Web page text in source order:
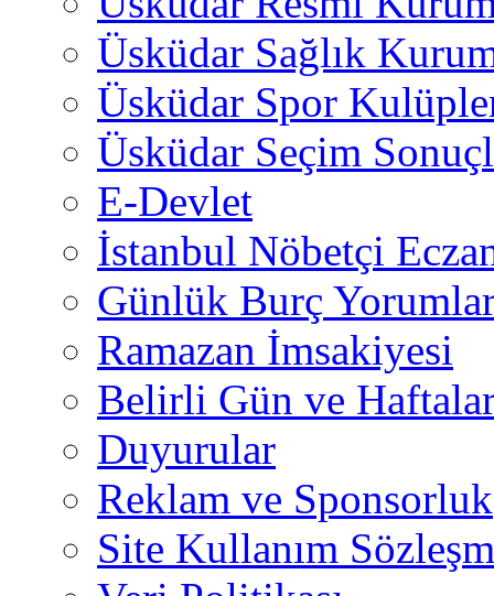
Üsküdar Sağlık
Üsküdar Spor
Üsküdar Seçim
E-Devlet
İstanbul Nöbetçi
Günlük Burç
Ramazan İmsakiyesi
Belirli Gün ve
Duyurular
Reklam ve Sponsorluk
Site Kullanım